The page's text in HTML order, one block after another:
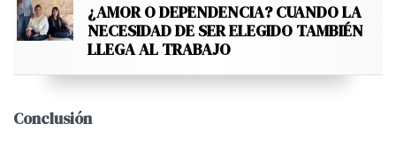
¿AMOR O DEPENDENCIA? CUANDO LA
NECESIDAD DE SER ELEGIDO TAMBIÉN
LLEGA AL TRABAJO
Conclusión